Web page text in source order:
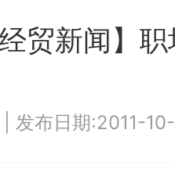
经贸新闻】
发布日期:2011-